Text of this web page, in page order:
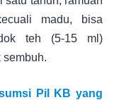
madu, bisa
teh (5-15 ml)
sembuh.
Pil KB yang